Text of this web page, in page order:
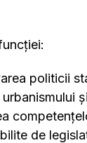
politicii
de